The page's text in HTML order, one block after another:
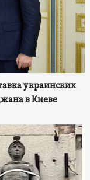
украинских
в Киеве